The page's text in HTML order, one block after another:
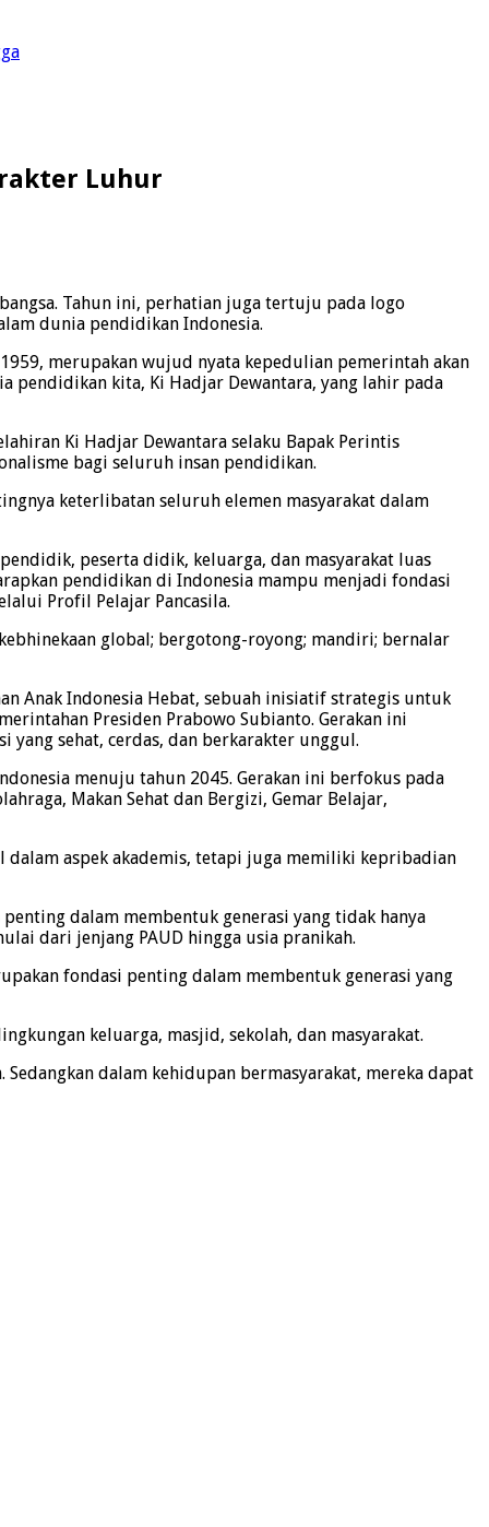
Luhur
Tahun ini, perhatian juga tertuju pada logo
dunia pendidikan Indonesia.
merupakan wujud nyata kepedulian pemerintah akan
pendidikan kita, Ki Hadjar Dewantara, yang lahir pada
Ki Hadjar Dewantara selaku Bapak Perintis
bagi seluruh insan pendidikan.
keterlibatan seluruh elemen masyarakat dalam
peserta didik, keluarga, dan masyarakat luas
pendidikan di Indonesia mampu menjadi fondasi
Profil Pelajar Pancasila.
global; bergotong-royong; mandiri; bernalar
Anak Indonesia Hebat, sebuah inisiatif strategis untuk
Presiden Prabowo Subianto. Gerakan ini
yang sehat, cerdas, dan berkarakter unggul.
menuju tahun 2045. Gerakan ini berfokus pada
Makan Sehat dan Bergizi, Gemar Belajar,
dalam aspek akademis, tetapi juga memiliki kepribadian
dalam membentuk generasi yang tidak hanya
dari jenjang PAUD hingga usia pranikah.
fondasi penting dalam membentuk generasi yang
keluarga, masjid, sekolah, dan masyarakat.
dalam kehidupan bermasyarakat, mereka dapat